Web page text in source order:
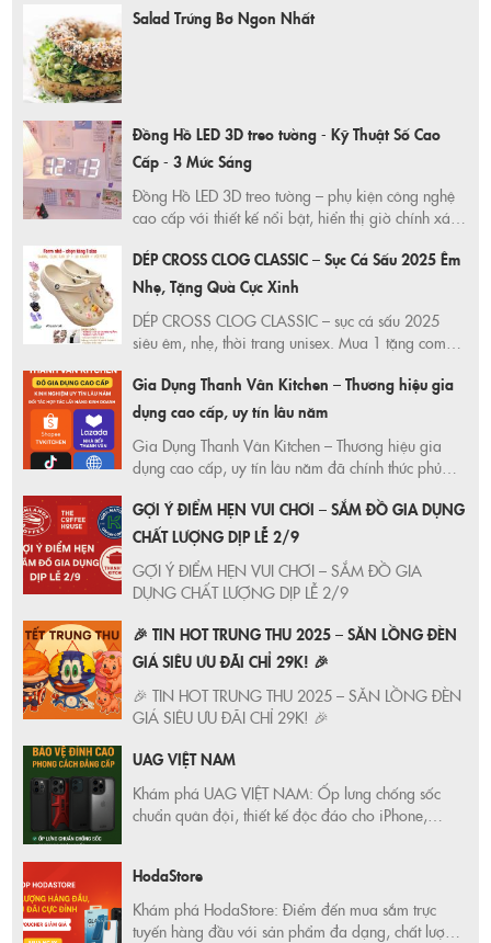
Salad Trứng Bơ Ngon Nhất
Đồng Hồ LED 3D treo tường - Kỹ Thuật Số Cao
Cấp - 3 Mức Sáng
Đồng Hồ LED 3D treo tường – phụ kiện công nghệ
cao cấp với thiết kế nổi bật, hiển thị giờ chính xác,
phòng ngủ cực sang. Mua ngay ưu đãi Shopee,
giao hàng nhanh, bảo hành chuẩn!
DÉP CROSS CLOG CLASSIC – Sục Cá Sấu 2025 Êm
Nhẹ, Tặng Quà Cực Xinh
DÉP CROSS CLOG CLASSIC – sục cá sấu 2025
siêu êm, nhẹ, thời trang unisex. Mua 1 tặng combo
TRUSTVNXK – độc quyền Shopee, giao nhanh, giá
siêu tốt!
Gia Dụng Thanh Vân Kitchen – Thương hiệu gia
dụng cao cấp, uy tín lâu năm
Gia Dụng Thanh Vân Kitchen – Thương hiệu gia
dụng cao cấp, uy tín lâu năm đã chính thức phủ
và website riêng, giúp khách hàng mua sắm dễ
dàng – tiện lợi – an tâm.
GỢI Ý ĐIỂM HẸN VUI CHƠI – SẮM ĐỒ GIA DỤNG
CHẤT LƯỢNG DỊP LỄ 2/9
GỢI Ý ĐIỂM HẸN VUI CHƠI – SẮM ĐỒ GIA
DỤNG CHẤT LƯỢNG DỊP LỄ 2/9
🎉 TIN HOT TRUNG THU 2025 – SĂN LỒNG ĐÈN
GIÁ SIÊU ƯU ĐÃI CHỈ 29K! 🎉
🎉 TIN HOT TRUNG THU 2025 – SĂN LỒNG ĐÈN
GIÁ SIÊU ƯU ĐÃI CHỈ 29K! 🎉
UAG VIỆT NAM
Khám phá UAG VIỆT NAM: Ốp lưng chống sốc
chuẩn quân đội, thiết kế độc đáo cho iPhone,
HodaStore
Khám phá HodaStore: Điểm đến mua sắm trực
tuyến hàng đầu với sản phẩm đa dạng, chất lượng